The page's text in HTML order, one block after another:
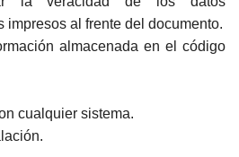
impresos al frente del documento.
almacenada en el código
cualquier sistema.